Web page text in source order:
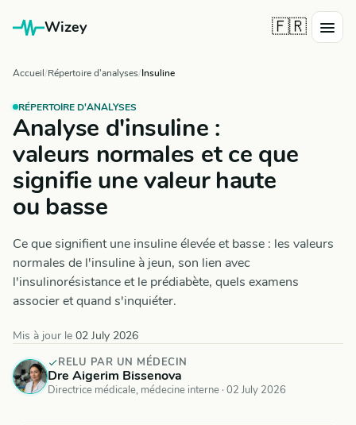
Wizey 🇫🇷
Accueil Répertoire d'analyses Insuline
RÉPERTOIRE D'ANALYSES
Analyse d'insuline :
valeurs normales et ce que
signifie une valeur haute
ou basse
Ce que signifient une insuline élevée et basse : les valeurs
normales de l'insuline à jeun, son lien avec
l'insulinorésistance et le prédiabète, quels examens
associer et quand s'inquiéter.
Mis à jour le 02 July 2026
RELU PAR UN MÉDECIN
Dre Aigerim Bissenova
Directrice médicale, médecine interne · 02 July 2026